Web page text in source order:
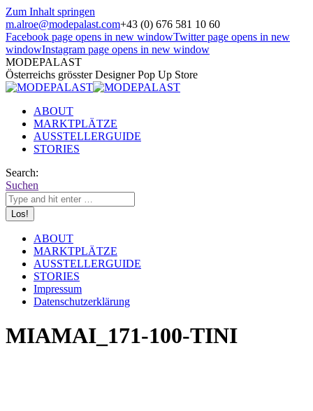
Zum Inhalt springen
m.alroe@modepalast.com+43 (0) 676 581 10 60
Facebook page opens in new windowTwitter page opens in new
windowInstagram page opens in new window
MODEPALAST
Österreichs grösster Designer Pop Up Store
ABOUT
MARKTPLÄTZE
AUSSTELLERGUIDE
STORIES
Search:
Suchen
ABOUT
MARKTPLÄTZE
AUSSTELLERGUIDE
STORIES
Impressum
Datenschutzerklärung
MIAMAI_171-100-TINI